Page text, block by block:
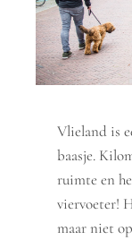
Vlieland is
baasje.
ruimte en
viervoeter!
maar niet